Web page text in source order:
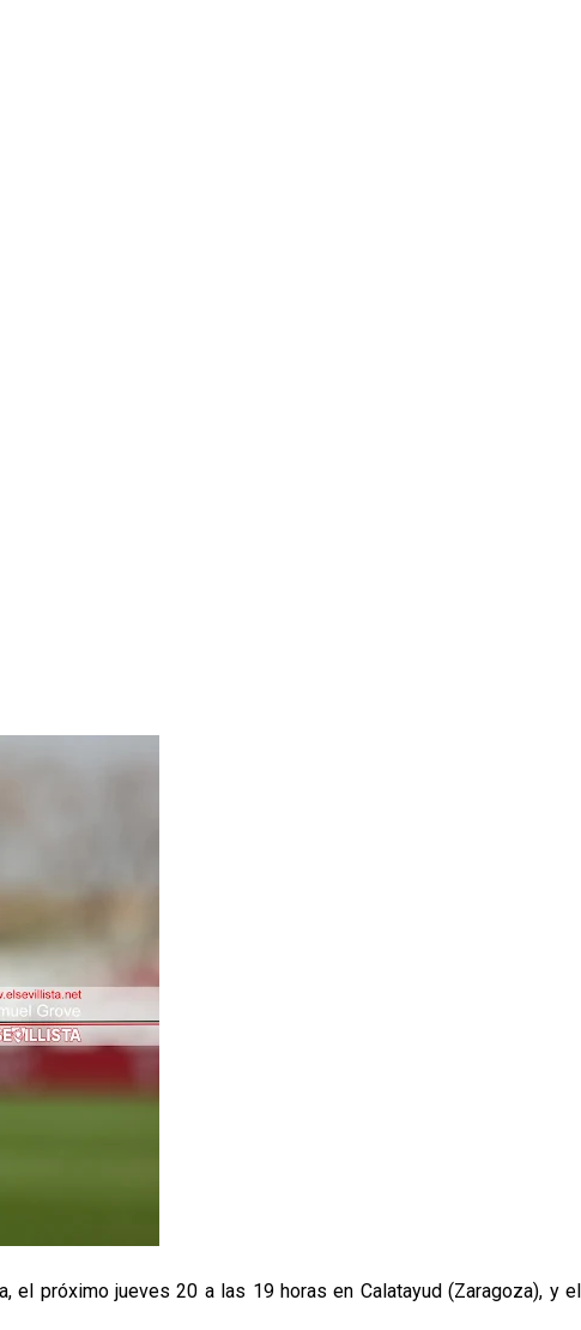
el próximo jueves 20 a las 19 horas en Calatayud (Zaragoza), y el